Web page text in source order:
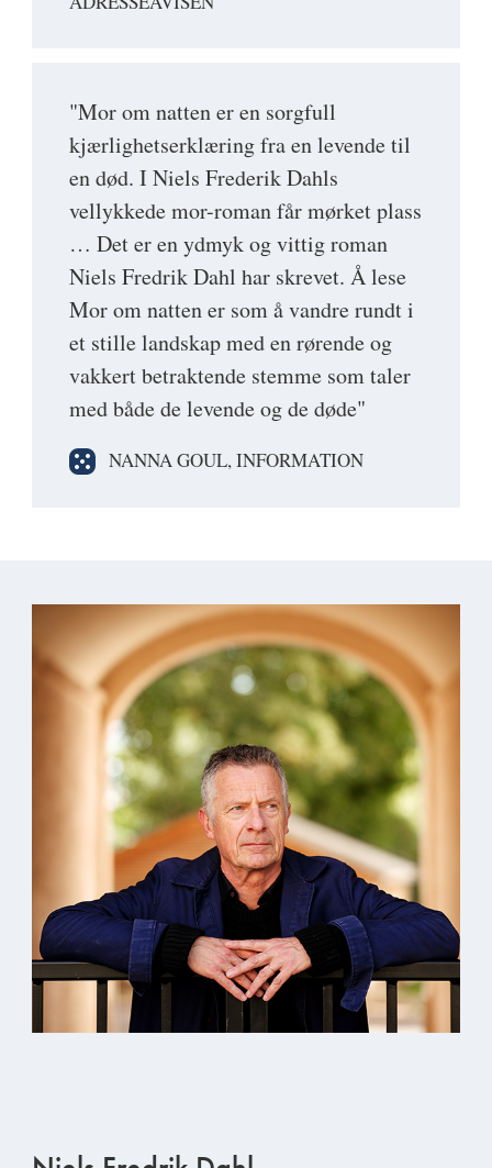
"Mor om natten er en sorgfull
kjærlighetserklæring fra en levende til
en død. I Niels Frederik Dahls
vellykkede mor-roman får mørket plass
… Det er en ydmyk og vittig roman
Niels Fredrik Dahl har skrevet. Å lese
Mor om natten er som å vandre rundt i
et stille landskap med en rørende og
vakkert betraktende stemme som taler
med både de levende og de døde"
NANNA GOUL, INFORMATION